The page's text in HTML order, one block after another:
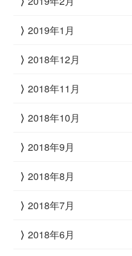
2019年1月
2018年12月
2018年11月
2018年10月
2018年9月
2018年8月
2018年7月
2018年6月